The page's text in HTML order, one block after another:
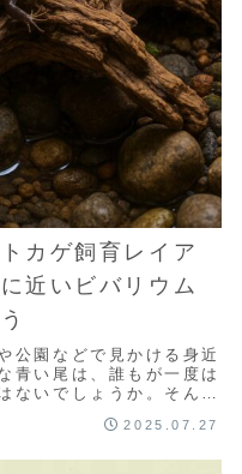
カゲ飼育レイア
近いビバリウム
公園などで見かける身近
青い尾は、誰もが一度は
ないでしょうか。そんな
2025.07.27